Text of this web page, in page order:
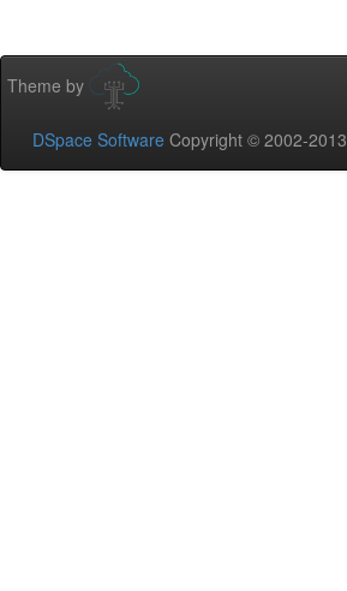
Theme by
DSpace Software Copyright © 2002-2013